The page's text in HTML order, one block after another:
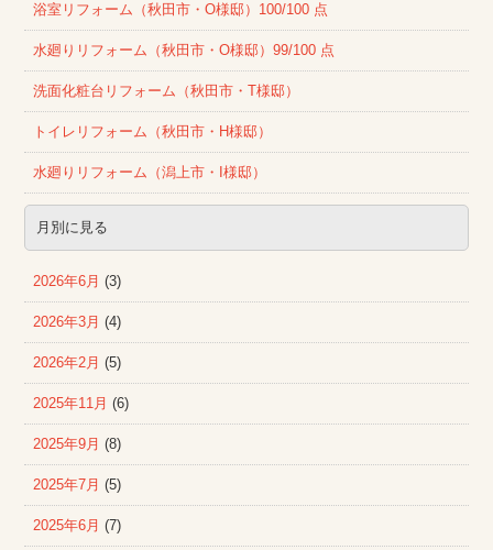
浴室リフォーム（秋田市・O様邸）100/100 点
水廻りリフォーム（秋田市・O様邸）99/100 点
洗面化粧台リフォーム（秋田市・T様邸）
トイレリフォーム（秋田市・H様邸）
水廻りリフォーム（潟上市・I様邸）
月別に見る
2026年6月 (3)
2026年3月 (4)
2026年2月 (5)
2025年11月 (6)
2025年9月 (8)
2025年7月 (5)
2025年6月 (7)